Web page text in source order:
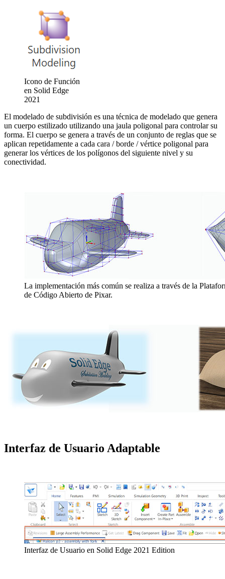
Icono de Función
en Solid Edge
2021
El modelado de subdivisión es una técnica de modelado que genera
un cuerpo estilizado utilizando una jaula poligonal para controlar su
forma. El cuerpo se genera a través de un conjunto de reglas que se
aplican repetidamente a cada cara / borde / vértice poligonal para
generar los vértices de los polígonos del siguiente nivel y su
conectividad.
La implementación más común se realiza a través de la
de Código Abierto de Pixar.
Interfaz de Usuario Adaptable
Interfaz de Usuario en Solid Edge 2021 Edition